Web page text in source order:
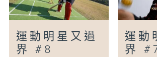
運動明星又過
界 #8
運動
界